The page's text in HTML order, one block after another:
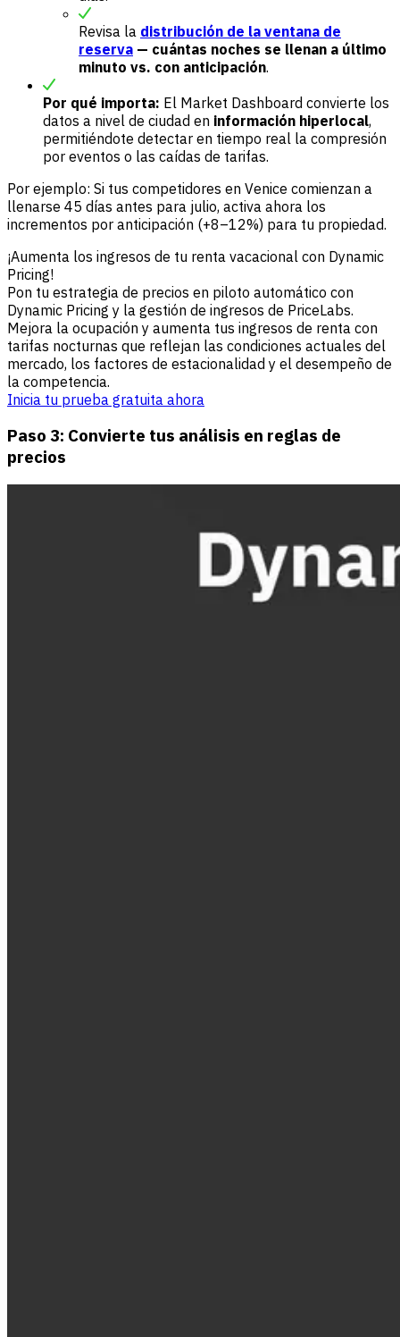
Revisa la distribución de la ventana de
reserva — cuántas noches se llenan a último
minuto vs. con anticipación.
Por qué importa: El Market Dashboard convierte los
datos a nivel de ciudad en información hiperlocal,
permitiéndote detectar en tiempo real la compresión
por eventos o las caídas de tarifas.
Por ejemplo: Si tus competidores en Venice comienzan a
llenarse 45 días antes para julio, activa ahora los
incrementos por anticipación (+8–12%) para tu propiedad.
¡Aumenta los ingresos de tu renta vacacional con Dynamic
Pricing!
Pon tu estrategia de precios en piloto automático con
Dynamic Pricing y la gestión de ingresos de PriceLabs.
Mejora la ocupación y aumenta tus ingresos de renta con
tarifas nocturnas que reflejan las condiciones actuales del
mercado, los factores de estacionalidad y el desempeño de
la competencia.
Inicia tu prueba gratuita ahora
Paso 3: Convierte tus análisis en reglas de
precios